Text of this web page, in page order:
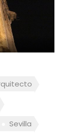
Sevilla